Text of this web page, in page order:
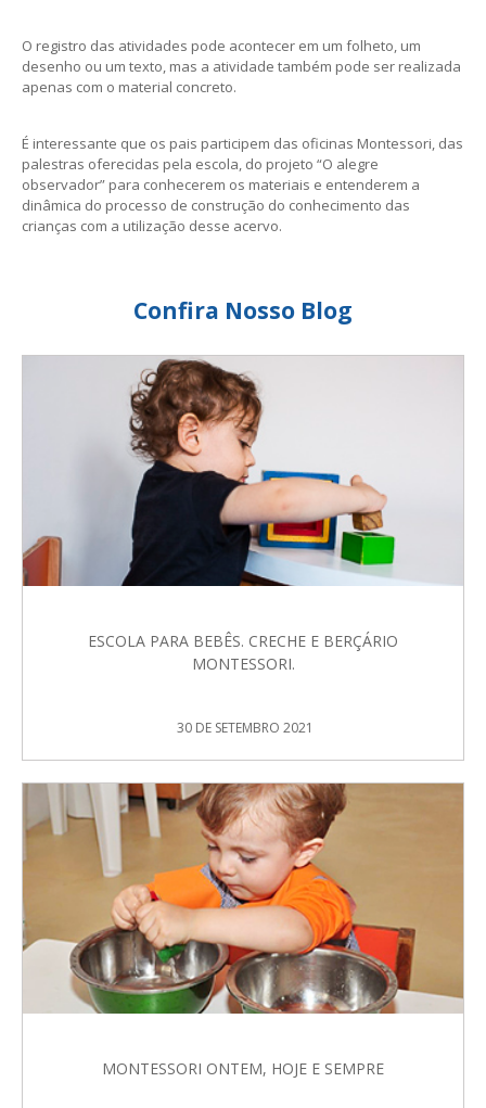
O registro das atividades pode acontecer em um folheto, um
desenho ou um texto, mas a atividade também pode ser realizada
apenas com o material concreto.
É interessante que os pais participem das oficinas Montessori, das
palestras oferecidas pela escola, do projeto “O alegre
observador” para conhecerem os materiais e entenderem a
dinâmica do processo de construção do conhecimento das
crianças com a utilização desse acervo.
Confira Nosso Blog
ESCOLA PARA BEBÊS. CRECHE E BERÇÁRIO
MONTESSORI.
30 DE SETEMBRO 2021
MONTESSORI ONTEM, HOJE E SEMPRE